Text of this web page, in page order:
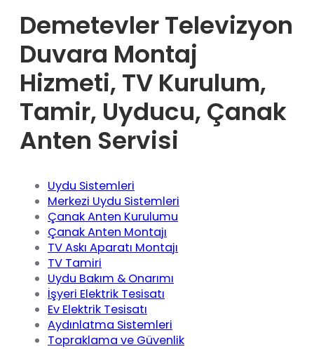
Demetevler Televizyon
Duvara Montaj
Hizmeti, TV Kurulum,
Tamir, Uyducu, Çanak
Anten Servisi
Uydu Sistemleri
Merkezi Uydu Sistemleri
Çanak Anten Kurulumu
Çanak Anten Montajı
TV Askı Aparatı Montajı
TV Tamiri
Uydu Bakım & Onarımı
İşyeri Elektrik Tesisatı
Ev Elektrik Tesisatı
Aydınlatma Sistemleri
Topraklama ve Güvenlik